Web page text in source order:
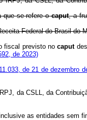
que se refere ocaput, a
Federal do Brasil do
fiscal previsto nocaput
de 2023)
de 21 de dezembro
da CSLL, da
as entidades